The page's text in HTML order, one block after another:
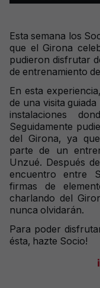
Esta semana los
que el Girona
pudieron disfrutar
de entrenamiento
En esta
de una visita
instalaciones
Seguidamente
del Girona, ya
parte de un
Unzué. Después
encuentro entre
firmas de
charlando del
nunca olvidarán.
Para poder
ésta, hazte Socio!